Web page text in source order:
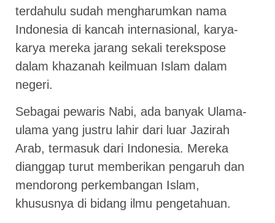
terdahulu sudah mengharumkan nama
Indonesia di kancah internasional, karya-
karya mereka jarang sekali terekspose
dalam khazanah keilmuan Islam dalam
negeri.
Sebagai pewaris Nabi, ada banyak Ulama-
ulama yang justru lahir dari luar Jazirah
Arab, termasuk dari Indonesia. Mereka
dianggap turut memberikan pengaruh dan
mendorong perkembangan Islam,
khususnya di bidang ilmu pengetahuan.